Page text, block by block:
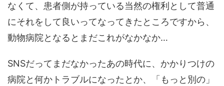
なくて、患者側が持っている当然の権利として普通
にそれをして良いってなってきたところですから、
動物病院となるとまだこれがなかなか…
SNSだってまだなかったあの時代に、かかりつけの
病院と何かトラブルになったとか、「もっと別の」